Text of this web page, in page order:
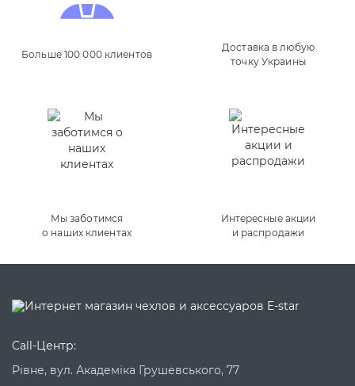
Больше 100 000 клиентов
Доставка в любую
точку Украины
Мы заботимся
о наших клиентах
Интересные акции
и распродажи
Call-Центр:
Рівне, вул. Академіка Грушевського, 77